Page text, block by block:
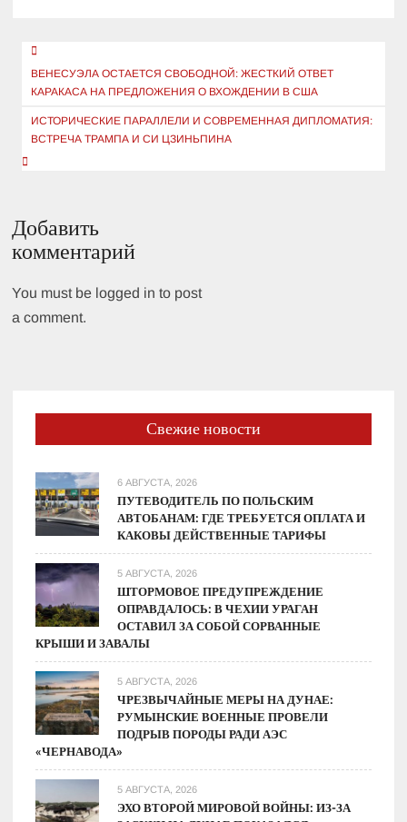
Навигация
по
записям
ВЕНЕСУЭЛА ОСТАЕТСЯ СВОБОДНОЙ: ЖЕСТКИЙ ОТВЕТ
КАРАКАСА НА ПРЕДЛОЖЕНИЯ О ВХОЖДЕНИИ В США
ИСТОРИЧЕСКИЕ ПАРАЛЛЕЛИ И СОВРЕМЕННАЯ ДИПЛОМАТИЯ:
ВСТРЕЧА ТРАМПА И СИ ЦЗИНЬПИНА
Добавить
комментарий
You must be logged in to post
a comment.
Свежие новости
6 АВГУСТА, 2026
ПУТЕВОДИТЕЛЬ ПО ПОЛЬСКИМ
АВТОБАНАМ: ГДЕ ТРЕБУЕТСЯ ОПЛАТА И
КАКОВЫ ДЕЙСТВЕННЫЕ ТАРИФЫ
5 АВГУСТА, 2026
ШТОРМОВОЕ ПРЕДУПРЕЖДЕНИЕ
ОПРАВДАЛОСЬ: В ЧЕХИИ УРАГАН
ОСТАВИЛ ЗА СОБОЙ СОРВАННЫЕ
КРЫШИ И ЗАВАЛЫ
5 АВГУСТА, 2026
ЧРЕЗВЫЧАЙНЫЕ МЕРЫ НА ДУНАЕ:
РУМЫНСКИЕ ВОЕННЫЕ ПРОВЕЛИ
ПОДРЫВ ПОРОДЫ РАДИ АЭС
«ЧЕРНАВОДА»
5 АВГУСТА, 2026
ЭХО ВТОРОЙ МИРОВОЙ ВОЙНЫ: ИЗ-ЗА